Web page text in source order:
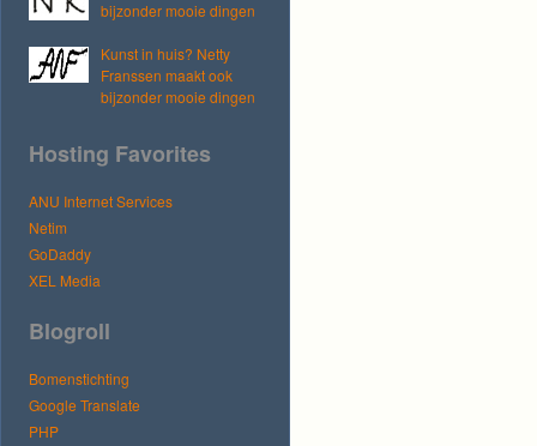
bijzonder mooie dingen
Kunst in huis? Netty
Franssen maakt ook
bijzonder mooie dingen
Hosting Favorites
ANU Internet Services
Netim
GoDaddy
XEL Media
Blogroll
Bomenstichting
Google Translate
PHP